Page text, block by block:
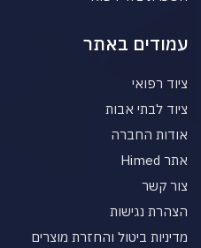
עמודים באתר
ציוד רפואי
ציוד לבתי אבות
אודות החברה
אתר Himed
צור קשר
הצהרת נגישות
מדיניות ביטול והחזרת מוצרים